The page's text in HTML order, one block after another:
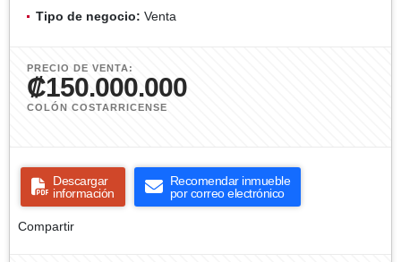
Tipo de negocio: Venta
PRECIO DE VENTA:
₡150.000.000
COLÓN COSTARRICENSE
Descargar
información
Recomendar inmueble
por correo electrónico
Compartir